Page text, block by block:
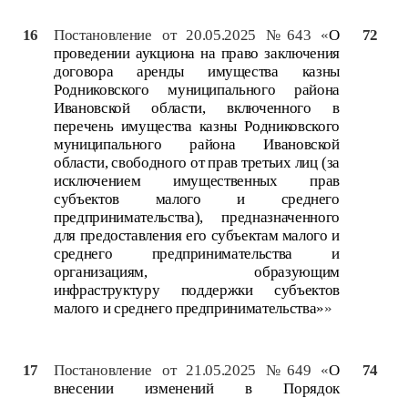
16 Постановление от 20.05.2025 №643 «О
проведении аукциона на право заключения
договора аренды имущества казны
Родниковского муниципального района
Ивановской области, включенного в
перечень имущества казны Родниковского
муниципального района Ивановской
области, свободного от прав третьих лиц (за
исключением имущественных прав
субъектов малого и среднего
предпринимательства), предназначенного
для предоставления его субъектам малого и
среднего предпринимательства и
организациям, образующим
инфраструктуру поддержки субъектов
малого и среднего предпринимательства»»
72
17 Постановление от 21.05.2025 №649 «О
внесении изменений в Порядок
74